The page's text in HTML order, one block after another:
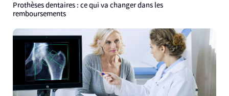
Prothèses dentaires : ce qui va changer dans les
remboursements